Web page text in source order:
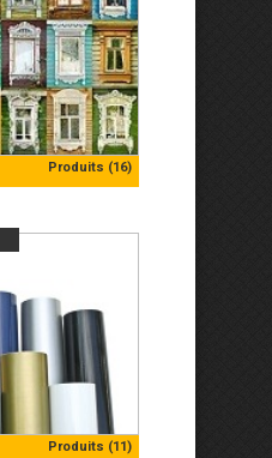
Produits (16)
Produits (11)